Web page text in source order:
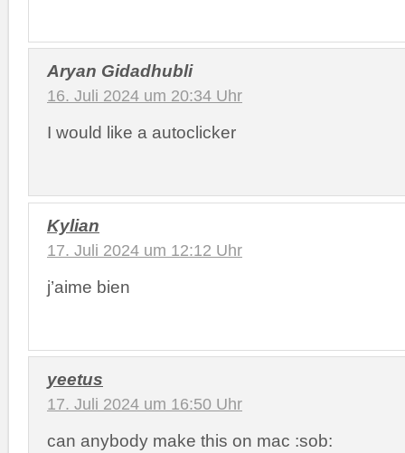
Aryan Gidadhubli
16. Juli 2024 um 20:34 Uhr
I would like a autoclicker
Kylian
17. Juli 2024 um 12:12 Uhr
j’aime bien
yeetus
17. Juli 2024 um 16:50 Uhr
can anybody make this on mac :sob: